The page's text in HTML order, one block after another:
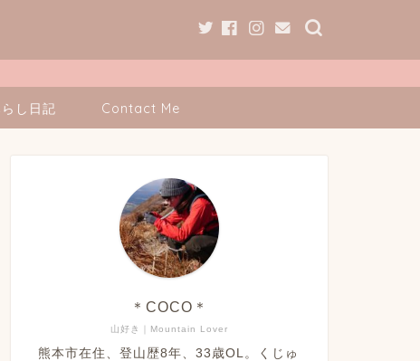
し日記 Contact Me
山好き｜Mountain Lover
＊COCO＊
熊本市在住、登山歴8年、33歳OL。くじゅ